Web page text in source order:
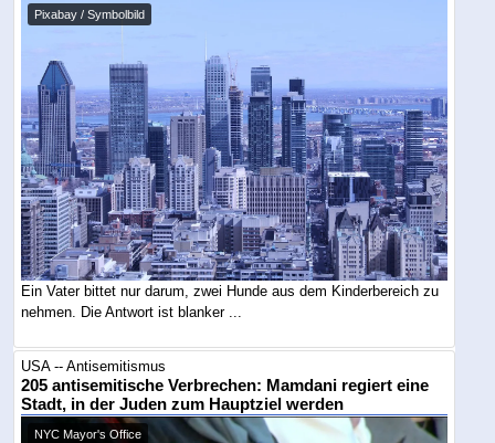
Pixabay / Symbolbild
Ein Vater bittet nur darum, zwei Hunde aus dem Kinderbereich zu
nehmen. Die Antwort ist blanker ...
USA -- Antisemitismus
205 antisemitische Verbrechen: Mamdani regiert eine
Stadt, in der Juden zum Hauptziel werden
NYC Mayor's Office